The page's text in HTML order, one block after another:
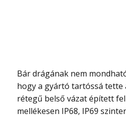
Bár drágának nem mondható, nem egy pár tízezres telefon, ezért fontos tudni,
hogy a gyártó tartóssá tette
rétegű belső vázat épített
mellékesen IP68, IP69